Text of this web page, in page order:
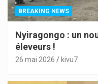
BREAKING NEWS
Nyiragongo : un
éleveurs !
26 mai 2026 kivu7